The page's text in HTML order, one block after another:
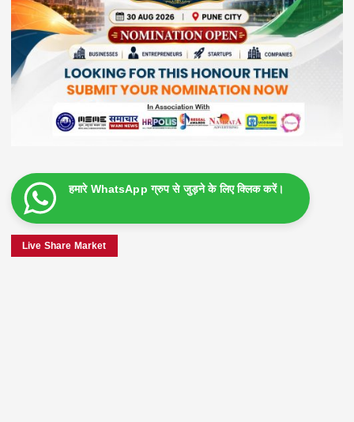
हमारे WhatsApp ग्रुप से जुड़ने के लिए क्लिक करें।
Live Share Market